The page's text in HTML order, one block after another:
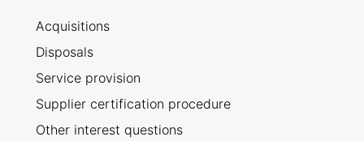
Acquisitions
Disposals
Service provision
Supplier certification procedure
Other interest questions